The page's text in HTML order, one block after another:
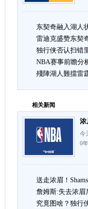
东契奇融入湖人
雷迪克盛赞东契
独行侠否认扫错
NBA赛事前瞻分
殘陣湖人難擋雷
相关新闻
浓
今
0
送走浓眉！
詹姆斯:失去浓眉
究竟图啥？独行